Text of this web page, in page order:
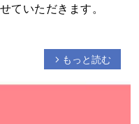
ていただきます。
arrow_forward_ios もっと読む